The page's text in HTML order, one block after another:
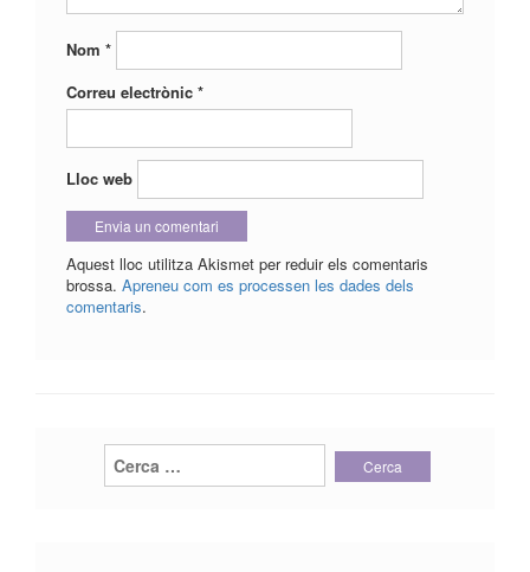
Nom *
Correu electrònic *
Lloc web
Aquest lloc utilitza Akismet per reduir els comentaris
brossa. Apreneu com es processen les dades dels
comentaris.
Cerca: